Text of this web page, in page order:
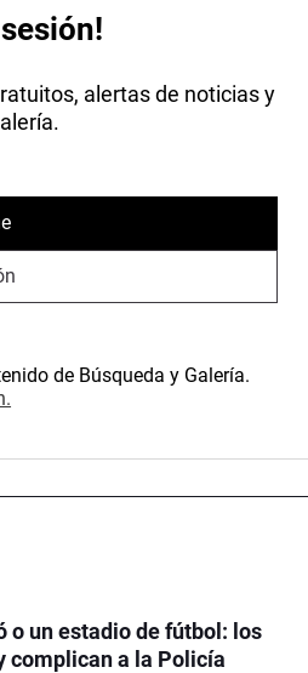
alertas de noticias y
de Búsqueda y Galería.
o un estadio de fútbol: los
complican a la Policía